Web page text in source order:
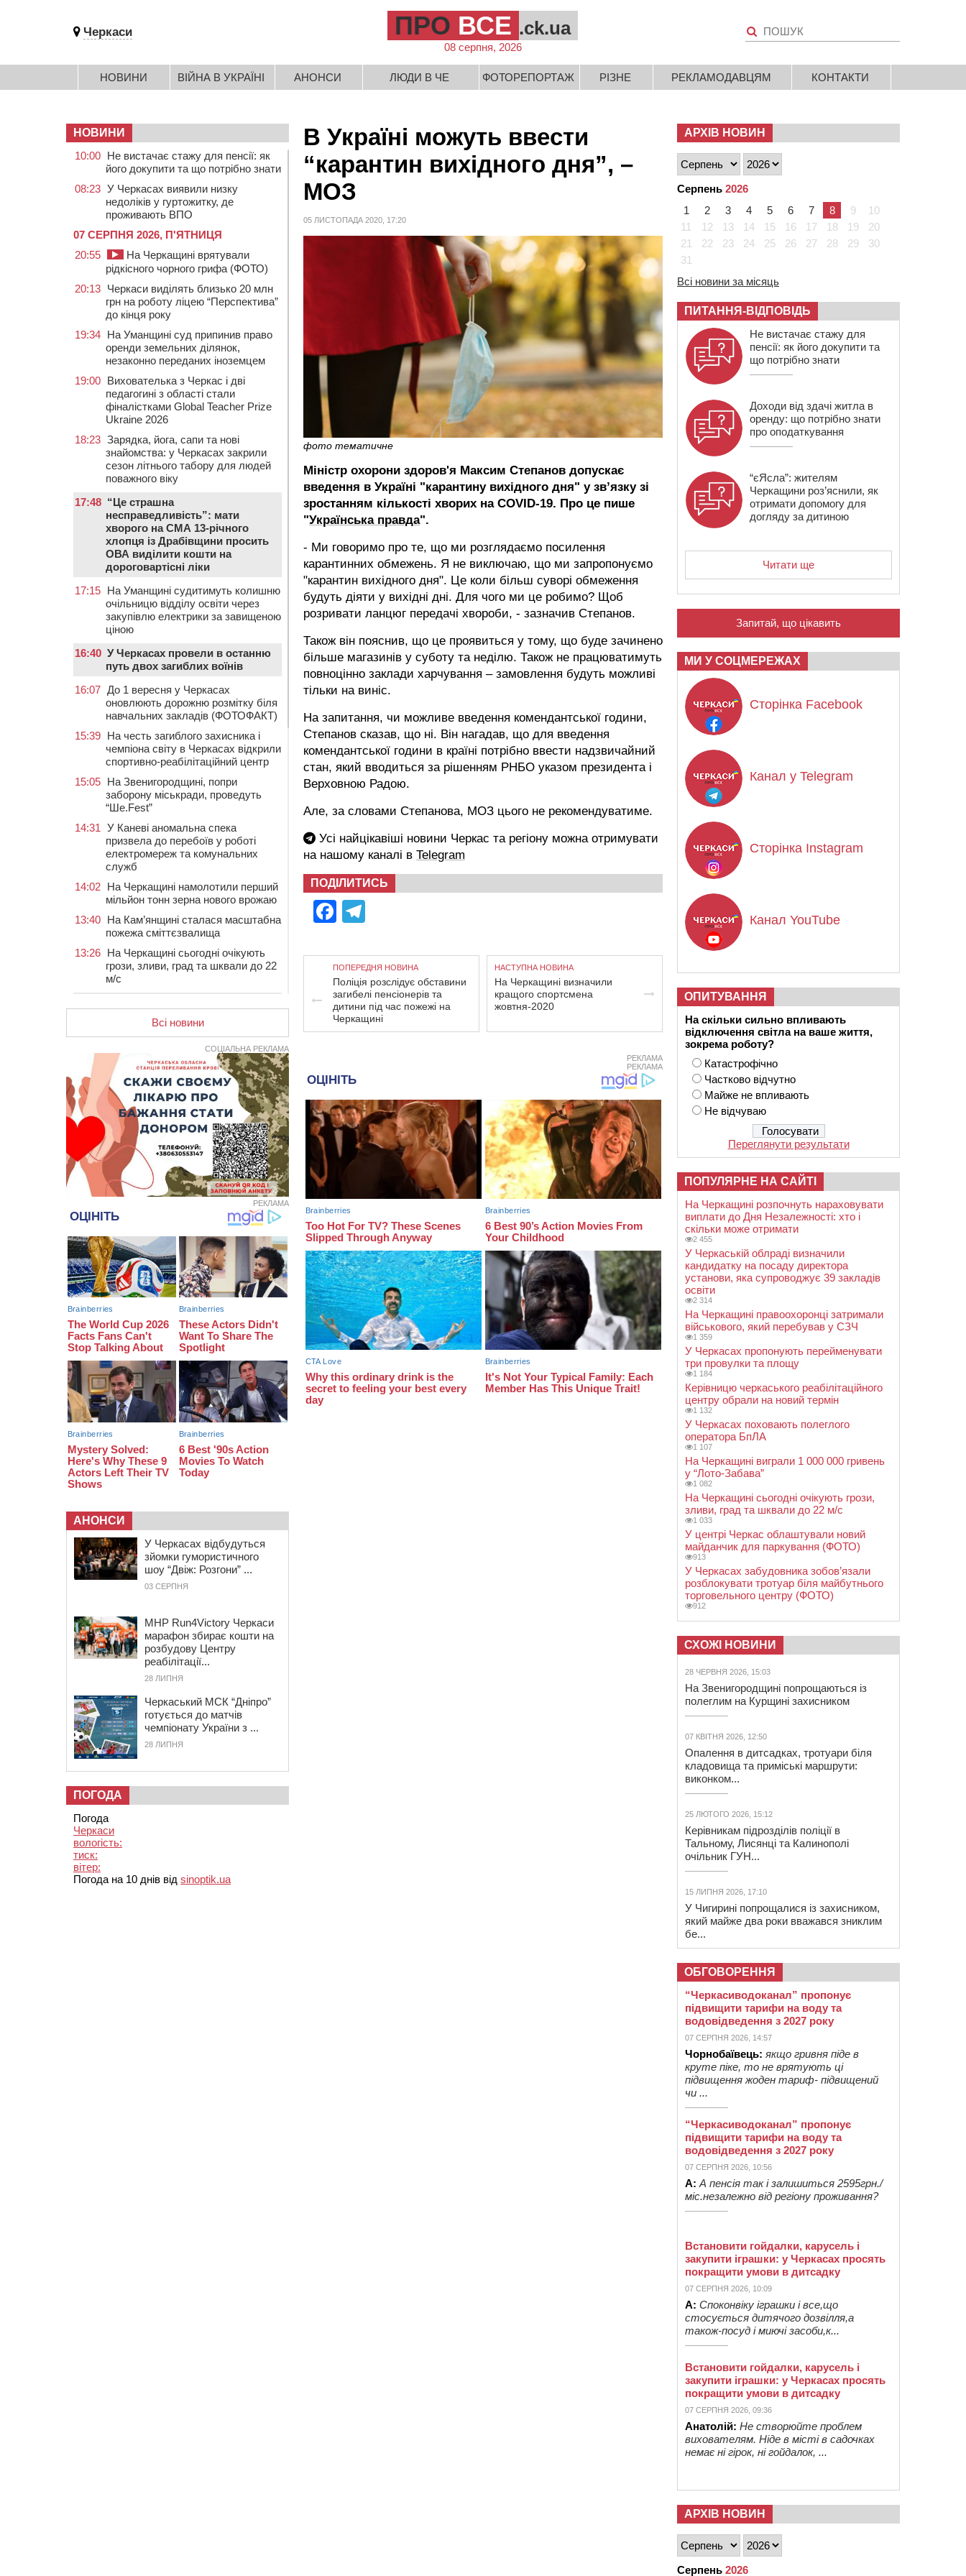
Черкаси ПРО ВСЕ .ck.ua
08 серпня, 2026
НОВИНИ ВІЙНА В УКРАЇНІ АНОНСИ ЛЮДИ В ЧЕ ФОТОРЕПОРТАЖ РІЗНЕ РЕКЛАМОДАВЦЯМ КОНТАКТИ
В Україні можуть ввести
“карантин вихідного дня”, –
МОЗ
05 ЛИСТОПАДА 2020, 17:20
фото тематичне
Міністр охорони здоров'я Максим Степанов допускає
введення в Україні "карантину вихідного дня" у зв’язку зі
зростанням кількості хворих на COVID-19. Про це пише
"Українська правда".
- Ми говоримо про те, що ми розглядаємо посилення
карантинних обмежень. Я не виключаю, що ми запропонуємо
"карантин вихідного дня". Це коли більш суворі обмеження
будуть діяти у вихідні дні. Для чого ми це робимо? Щоб
розривати ланцюг передачі хвороби, - зазначив Степанов.
Також він пояснив, що це проявиться у тому, що буде зачинено
більше магазинів у суботу та неділю. Також не працюватимуть
повноцінно заклади харчування – замовлення будуть можливі
тільки на виніс.
На запитання, чи можливе введення комендантської години,
Степанов сказав, що ні. Він нагадав, що для введення
комендантської години в країні потрібно ввести надзвичайний
стан, який вводиться за рішенням РНБО указом президента і
Верховною Радою.
Але, за словами Степанова, МОЗ цього не рекомендуватиме.
Усі найцікавіші новини Черкас та регіону можна отримувати
на нашому каналі в Telegram
ПОДІЛИТИСЬ
Facebook
ПОПЕРЕДНЯ НОВИНА
Поліція розслідує обставини
загибелі пенсіонерів та
дитини під час пожежі на
Черкащині
НАСТУПНА НОВИНА
На Черкащині визначили
кращого спортсмена
жовтня-2020
РЕКЛАМА
РЕКЛАМА
НОВИНИ
10:00 Не вистачає стажу для пенсії: як
його докупити та що потрібно знати
08:23 У Черкасах виявили низку
недоліків у гуртожитку, де
проживають ВПО
07 СЕРПНЯ 2026, П'ЯТНИЦЯ
20:55
На Черкащині врятували
рідкісного чорного грифа (ФОТО)
20:13 Черкаси виділять близько 20 млн
грн на роботу ліцею “Перспектива”
до кінця року
19:34 На Уманщині суд припинив право
оренди земельних ділянок,
незаконно переданих іноземцем
19:00 Вихователька з Черкас і дві
педагогині з області стали
фіналістками Global Teacher Prize
Ukraine 2026
18:23 Зарядка, йога, сапи та нові
знайомства: у Черкасах закрили
сезон літнього табору для людей
поважного віку
17:48 “Це страшна
несправедливість”: мати
хворого на СМА 13-річного
хлопця із Драбівщини просить
ОВА виділити кошти на
дороговартісні ліки
17:15 На Уманщині судитимуть колишню
очільницю відділу освіти через
закупівлю електрики за завищеною
ціною
16:40 У Черкасах провели в останню
путь двох загиблих воїнів
16:07 До 1 вересня у Черкасах
оновлюють дорожню розмітку біля
навчальних закладів (ФОТОФАКТ)
15:39 На честь загиблого захисника і
чемпіона світу в Черкасах відкрили
спортивно-реабілітаційний центр
15:05 На Звенигородщині, попри
заборону міськради, проведуть
“Ше.Fest”
14:31 У Каневі аномальна спека
призвела до перебоїв у роботі
електромереж та комунальних
служб
14:02 На Черкащині намолотили перший
мільйон тонн зерна нового врожаю
13:40 На Кам’янщині сталася масштабна
пожежа сміттєзвалища
13:26 На Черкащині сьогодні очікують
грози, зливи, град та шквали до 22
м/с
12:15 У центрі Черкас не поділили
дорогу водії двох ВАЗів
11:29
У Черкасах до середини серпня
обмежать рух транспорту на трьох
вулицях
10:54
На Черкащині кількість укриттів
збільшилась уп’ятеро з початку
повномасштабної війни
10:15
У Черкасах водій Audi Q5
спричинив аварію, не пропустивши
09:42
“Черкасиводоканал” пропонує
підвищити тарифи на воду та
водовідведення з 2027 року
09:08 Встановити гойдалки, карусель і
закупити іграшки: у Черкасах
дитсадку
08:22 “На щиті” у Чорнобаївську
громаду повертається полеглий
біля Кліщіївки воїн
Всі новини
СОЦІАЛЬНА РЕКЛАМА
РЕКЛАМА
АНОНСИ
У Черкасах відбудуться
зйомки гумористичного
шоу “Двіж: Розгони” ...
03 СЕРПНЯ
MHP Run4Victory Черкаси
марафон збирає кошти на
розбудову Центру
реабілітації...
28 ЛИПНЯ
Черкаський МСК “Дніпро”
готується до матчів
чемпіонату України з ...
28 ЛИПНЯ
ПОГОДА
Погода
Черкаси
вологість:
тиск:
вітер:
Погода на 10 днів від sinoptik.ua
АРХІВ НОВИН
Серпень 2026
1
2 3 4 5 6 7 8 9
10
11
12 13 14 15 16 17 18 19
20
21
22 23 24 25 26 27 28 29
30
31
Всі новини за місяць
ПИТАННЯ-ВІДПОВІДЬ
Не вистачає стажу для
пенсії: як його докупити та
що потрібно знати
Доходи від здачі житла в
оренду: що потрібно знати
про оподаткування
“єЯсла”: жителям
Черкащини роз’яснили, як
отримати допомогу для
догляду за дитиною
Читати ще
Запитай, що цікавить
МИ У СОЦМЕРЕЖАХ
Сторінка Facebook
Канал у Telegram
Сторінка Instagram
Канал YouTube
ОПИТУВАННЯ
На скільки сильно впливають
відключення світла на ваше життя,
зокрема роботу?
Катастрофічно
Частково відчутно
Майже не впливають
Не відчуваю
Переглянути результати
ПОПУЛЯРНЕ НА САЙТІ
На Черкащині розпочнуть нараховувати
виплати до Дня Незалежності: хто і
скільки може отримати
2 455
У Черкаській облраді визначили
кандидатку на посаду директора
установи, яка супроводжує 39 закладів
освіти
2 314
На Черкащині правоохоронці затримали
військового, який перебував у СЗЧ
1 359
У Черкасах пропонують перейменувати
три провулки та площу
1 184
Керівницю черкаського реабілітаційного
центру обрали на новий термін
1 132
У Черкасах поховають полеглого
оператора БпЛА
1 107
На Черкащині виграли 1 000 000 гривень
у “Лото-Забава”
1 082
На Черкащині сьогодні очікують грози,
зливи, град та шквали до 22 м/с
1 033
У центрі Черкас облаштували новий
майданчик для паркування (ФОТО)
913
У Черкасах забудовника зобов’язали
розблокувати тротуар біля майбутнього
торговельного центру (ФОТО)
912
СХОЖІ НОВИНИ
28 ЧЕРВНЯ 2026, 15:03
На Звенигородщині попрощаються із
полеглим на Курщині захисником
07 КВІТНЯ 2026, 12:50
Опалення в дитсадках, тротуари біля
кладовища та приміські маршрути:
виконком...
25 ЛЮТОГО 2026, 15:12
Керівникам підрозділів поліції в
Тальному, Лисянці та Калинополі
очільник ГУН...
15 ЛИПНЯ 2026, 17:10
У Чигирині попрощалися із захисником,
який майже два роки вважався зниклим
бе...
ОБГОВОРЕННЯ
“Черкасиводоканал” пропонує
підвищити тарифи на воду та
водовідведення з 2027 року
07 СЕРПНЯ 2026, 14:57
Чорнобаївець: якщо гривня піде в
круте піке, то не врятують ці
підвищення жоден тариф- підвищений
чи ...
“Черкасиводоканал” пропонує
підвищити тарифи на воду та
водовідведення з 2027 року
07 СЕРПНЯ 2026, 10:56
А: А пенсія так і залишиться 2595грн./
міс.незалежно від регіону проживання?
Встановити гойдалки, карусель і
закупити іграшки: у Черкасах просять
покращити умови в дитсадку
07 СЕРПНЯ 2026, 10:09
А: Споконвіку іграшки і все,що
стосується дитячого дозвілля,а
також-посуд і миючі засоби,к...
Встановити гойдалки, карусель і
закупити іграшки: у Черкасах просять
покращити умови в дитсадку
07 СЕРПНЯ 2026, 09:36
Анатолій: Не створюйте проблем
вихователям. Ніде в місті в садочках
немає ні гірок, ні гойдалок, ...
АРХІВ НОВИН
Серпень 2026